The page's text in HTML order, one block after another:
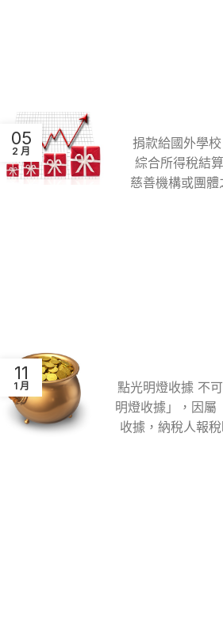
05
2 月
捐款給國外學
綜合所得稅結
慈善機構或團
11
1 月
點光明燈收據 不
明燈收據」，因屬
收據，納稅人報